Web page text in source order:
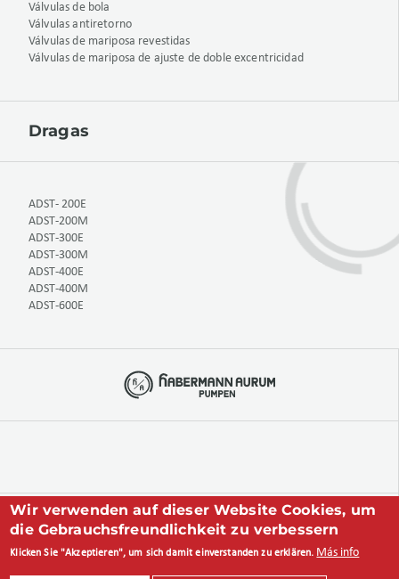
Válvulas de bola
Válvulas antiretorno
Válvulas de mariposa revestidas
Válvulas de mariposa de ajuste de doble excentricidad
Dragas
ADST- 200E
ADST-200M
ADST-300E
ADST-300M
ADST-400E
ADST-400M
ADST-600E
+49 234 893 570 0
Wir verwenden auf dieser Website Cookies, um
die Gebrauchsfreundlichkeit zu verbessern
Klicken Sie "Akzeptieren", um sich damit einverstanden zu erklären. Más info